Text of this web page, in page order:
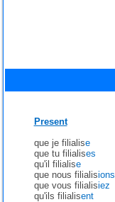
Present
que je filialise
que tu filialises
qu'il filialise
que nous filialisions
que vous filialisiez
qu'ils filialisent